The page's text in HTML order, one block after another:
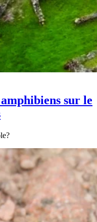
sur le